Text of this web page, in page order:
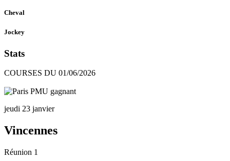
Cheval
Jockey
Stats
COURSES DU 01/06/2026
jeudi 23 janvier
Vincennes
Réunion 1